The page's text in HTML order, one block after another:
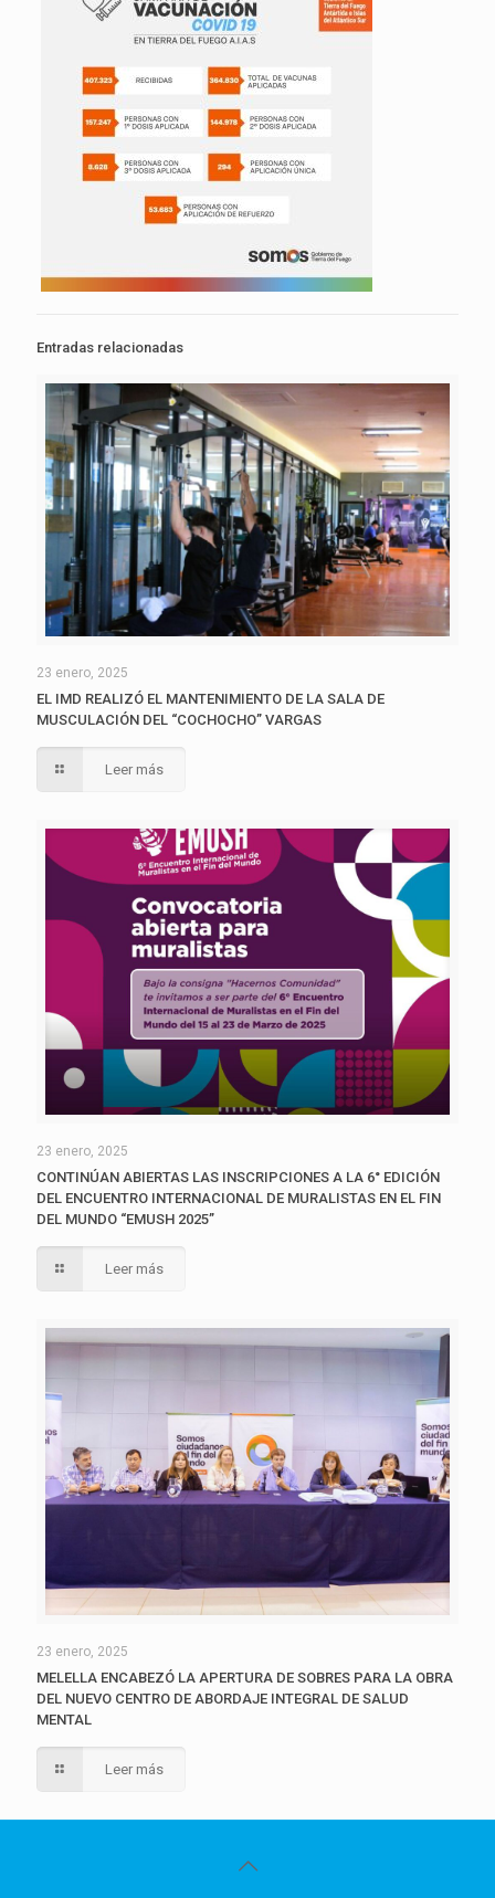
Entradas relacionadas
23 enero, 2025
EL IMD REALIZÓ EL MANTENIMIENTO DE LA SALA DE
MUSCULACIÓN DEL “COCHOCHO” VARGAS
Leer más
23 enero, 2025
CONTINÚAN ABIERTAS LAS INSCRIPCIONES A LA 6° EDICIÓN
DEL ENCUENTRO INTERNACIONAL DE MURALISTAS EN EL FIN
DEL MUNDO “EMUSH 2025”
Leer más
23 enero, 2025
MELELLA ENCABEZÓ LA APERTURA DE SOBRES PARA LA OBRA
DEL NUEVO CENTRO DE ABORDAJE INTEGRAL DE SALUD
MENTAL
Leer más